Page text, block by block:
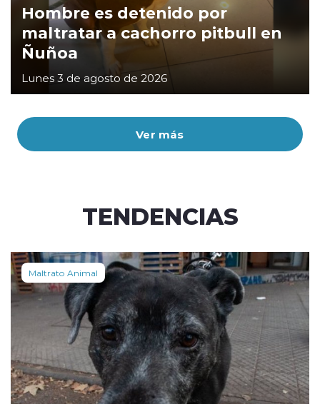
Ver más
Hombre es detenido por
maltratar a cachorro pitbull en
Ñuñoa
Lunes 3 de agosto de 2026
TENDENCIAS
Maltrato Animal